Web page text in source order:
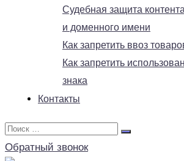
Судебная защита
и доменного имени
Как запретить ввоз
Как запретить
знака
Контакты
Обратный звонок